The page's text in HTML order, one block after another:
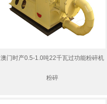
澳门时产0.5-1.0吨22千瓦过功能粉碎机
粉碎